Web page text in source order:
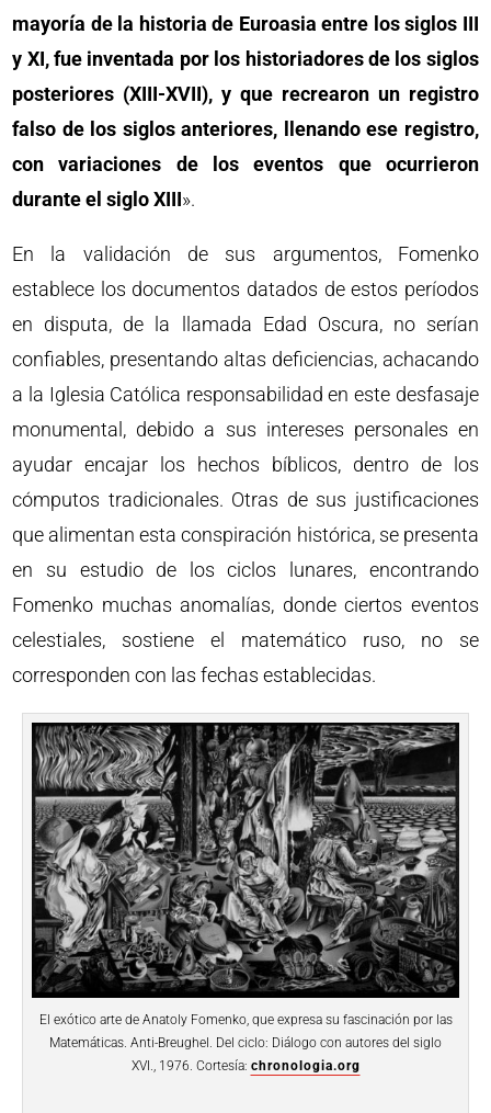
mayoría de la historia de Euroasia entre los siglos III
y XI, fue inventada por los historiadores de los siglos
posteriores (XIII-XVII), y que recrearon un registro
falso de los siglos anteriores, llenando ese registro,
con variaciones de los eventos que ocurrieron
durante el siglo XIII».
En la validación de sus argumentos, Fomenko
establece los documentos datados de estos períodos
en disputa, de la llamada Edad Oscura, no serían
confiables, presentando altas deficiencias, achacando
a la Iglesia Católica responsabilidad en este desfasaje
monumental, debido a sus intereses personales en
ayudar encajar los hechos bíblicos, dentro de los
cómputos tradicionales. Otras de sus justificaciones
que alimentan esta conspiración histórica, se presenta
en su estudio de los ciclos lunares, encontrando
Fomenko muchas anomalías, donde ciertos eventos
celestiales, sostiene el matemático ruso, no se
corresponden con las fechas establecidas.
El exótico arte de Anatoly Fomenko, que expresa su fascinación por las
Matemáticas. Anti-Breughel. Del ciclo: Diálogo con autores del siglo
XVI., 1976. Cortesía: chronologia.org